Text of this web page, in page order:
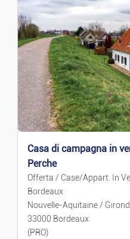
Casa di campagna in
Perche
Offerta / Case/Appart. In
Bordeaux
Nouvelle-Aquitaine /
33000 Bordeaux
(PRO)